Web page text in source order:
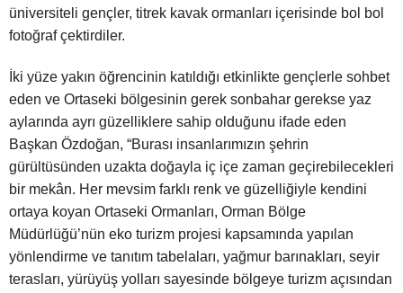
üniversiteli gençler, titrek kavak ormanları içerisinde bol bol
fotoğraf çektirdiler.
İki yüze yakın öğrencinin katıldığı etkinlikte gençlerle sohbet
eden ve Ortaseki bölgesinin gerek sonbahar gerekse yaz
aylarında ayrı güzelliklere sahip olduğunu ifade eden
Başkan Özdoğan, “Burası insanlarımızın şehrin
gürültüsünden uzakta doğayla iç içe zaman geçirebilecekleri
bir mekân. Her mevsim farklı renk ve güzelliğiyle kendini
ortaya koyan Ortaseki Ormanları, Orman Bölge
Müdürlüğü’nün eko turizm projesi kapsamında yapılan
yönlendirme ve tanıtım tabelaları, yağmur barınakları, seyir
terasları, yürüyüş yolları sayesinde bölgeye turizm açısından